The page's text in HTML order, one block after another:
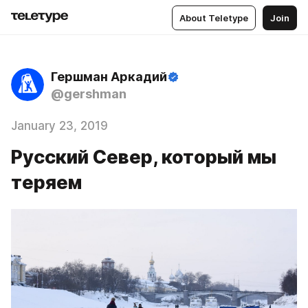
About Teletype Join
Гершман Аркадий
@gershman
January 23, 2019
Русский Север, который мы
теряем